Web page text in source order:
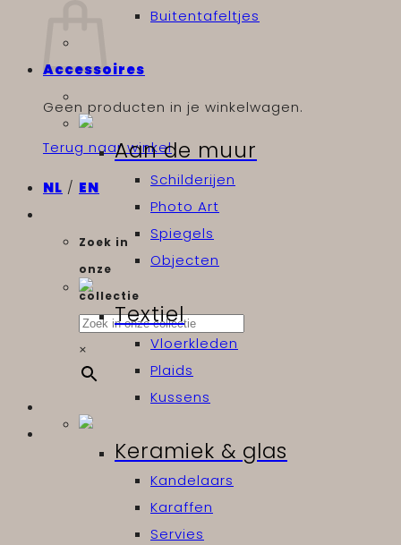
Geen producten in je winkelwagen.
Terug naar winkel
NL / EN
Zoek in
onze
collectie
×
Buitentafeltjes
Accessoires
Aan de muur
Schilderijen
Photo Art
Spiegels
Objecten
Textiel
Vloerkleden
Plaids
Kussens
Keramiek & glas
Kandelaars
Karaffen
Servies